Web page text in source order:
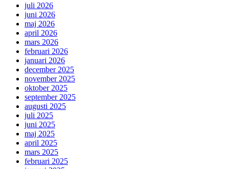
juli 2026
juni 2026
maj 2026
april 2026
mars 2026
februari 2026
januari 2026
december 2025
november 2025
oktober 2025
september 2025
augusti 2025
juli 2025
juni 2025
maj 2025
april 2025
mars 2025
februari 2025